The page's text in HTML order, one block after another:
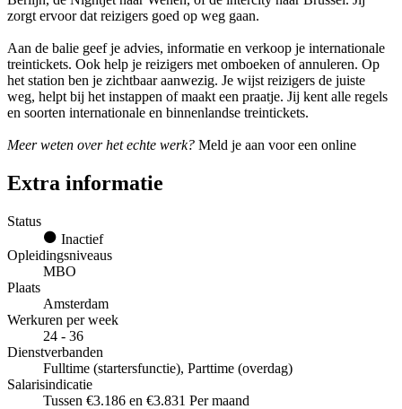
zorgt ervoor dat reizigers goed op weg gaan.
Aan de balie geef je advies, informatie en verkoop je internationale
treintickets. Ook help je reizigers met omboeken of annuleren. Op
het station ben je zichtbaar aanwezig. Je wijst reizigers de juiste
weg, helpt bij het instappen of maakt een praatje. Jij kent alle regels
en soorten internationale en binnenlandse treintickets.
Meer weten over het echte werk? Meld je aan voor een online
Extra informatie
Status
Inactief
Opleidingsniveaus
MBO
Plaats
Amsterdam
Werkuren per week
24 - 36
Dienstverbanden
Fulltime (startersfunctie), Parttime (overdag)
Salarisindicatie
Tussen €3.186 en €3.831 Per maand